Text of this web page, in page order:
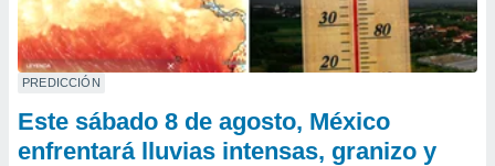
PREDICCIÓN
Este sábado 8 de agosto, México
enfrentará lluvias intensas, granizo y